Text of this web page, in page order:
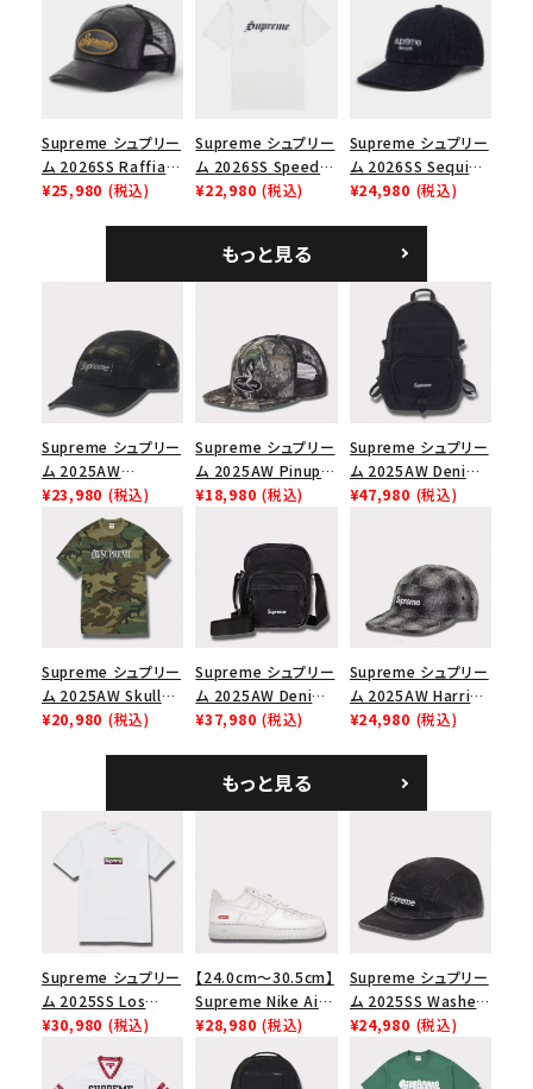
ノツイル キャンプキャ
ップ ブラック
Supreme シュプリー
ム 2026SS Raffia
Mesh Back 5-Panel
¥25,980 (税込)
Supreme シュプリー
ム 2026SS Speed
Tee スピードTシャツ
¥22,980 (税込)
Supreme シュプリー
ム 2026SS Sequin
Denim Classic
シックロゴ 6パネルキ
ャップ ブラック
¥24,980 (税込)
もっと見る
Supreme シュプリー
ム 2025AW
Overdyed Camp
Cap オーバーダイド
キャンプキャップ ブ
ラック
¥23,980 (税込)
Supreme シュプリー
ム 2025AW Pinup
Mesh Back 5-Panel
ュバック 5パネルキャ
ップ トゥルーティン
バーHTC フォールカ
¥18,980 (税込)
Supreme シュプリー
ム 2025AW Denim
Backpack デニム バ
¥47,980 (税込)
Supreme シュプリー
ム 2025AW Skull
Tee スカル Tシャ
¥20,980 (税込)
Supreme シュプリー
ム 2025AW Denim
Shoulder Bag デニ
¥37,980 (税込)
Supreme シュプリー
ム 2025AW Harris
Tweed Camp Cap
¥24,980 (税込)
もっと見る
Supreme シュプリー
ム 2025SS Los
Angeles Fire Relief
イヤーリリーフボック
¥30,980 (税込)
【24.0cm～30.5cm】
Supreme Nike Air
Force 1 Low シュプ
リーム ナイキエアフォ
ース１スニーカー シ
¥28,980 (税込)
Supreme シュプリー
ム 2025SS Washed
Chino Twill Camp
Cap ウォッシュチノツ
イルキャンプキャップ
¥24,980 (税込)